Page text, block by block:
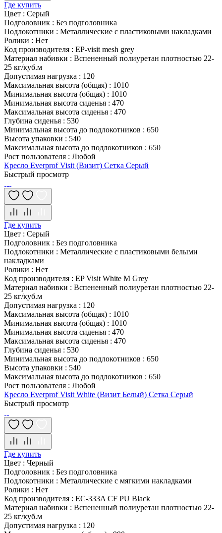
Где купить
Цвет : Серый
Подголовник : Без подголовника
Подлокотники : Металлические с пластиковыми накладками
Ролики : Нет
Код производителя : EP-visit mesh grey
Материал набивки : Вспененный полиуретан плотностью 22-
25 кг/куб.м
Допустимая нагрузка : 120
Максимальная высота (общая) : 1010
Минимальная высота (общая) : 1010
Минимальная высота сиденья : 470
Максимальная высота сиденья : 470
Глубина сиденья : 530
Минимальная высота до подлокотников : 650
Высота упаковки : 540
Максимальная высота до подлокотников : 650
Рост пользователя : Любой
Кресло Everprof Visit (Визит) Сетка Серый
Быстрый просмотр
Где купить
Цвет : Серый
Подголовник : Без подголовника
Подлокотники : Металлические с пластиковыми белыми
накладками
Ролики : Нет
Код производителя : EP Visit White M Grey
Материал набивки : Вспененный полиуретан плотностью 22-
25 кг/куб.м
Допустимая нагрузка : 120
Максимальная высота (общая) : 1010
Минимальная высота (общая) : 1010
Минимальная высота сиденья : 470
Максимальная высота сиденья : 470
Глубина сиденья : 530
Минимальная высота до подлокотников : 650
Высота упаковки : 540
Максимальная высота до подлокотников : 650
Рост пользователя : Любой
Кресло Everprof Visit White (Визит Белый) Сетка Серый
Быстрый просмотр
Где купить
Цвет : Черный
Подголовник : Без подголовника
Подлокотники : Металлические с мягкими накладками
Ролики : Нет
Код производителя : EC-333A CF PU Black
Материал набивки : Вспененный полиуретан плотностью 22-
25 кг/куб.м
Допустимая нагрузка : 120